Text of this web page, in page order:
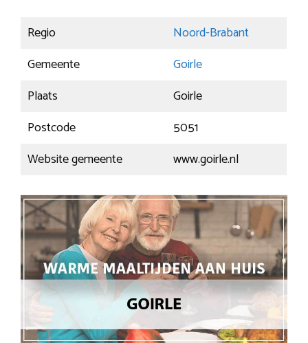
Regio
Noord-Brabant
Gemeente
Goirle
Plaats
Goirle
Postcode
5051
Website gemeente
www.goirle.nl